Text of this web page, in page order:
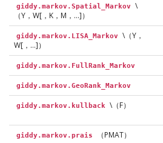
giddy.markov.Spatial_Markov
\
（Y，W[，K，M，…]）
giddy.markov.LISA_Markov
\（Y，
W[，…]）
giddy.markov.FullRank_Markov
giddy.markov.GeoRank_Markov
giddy.markov.kullback \（F）
giddy.markov.prais （PMAT）